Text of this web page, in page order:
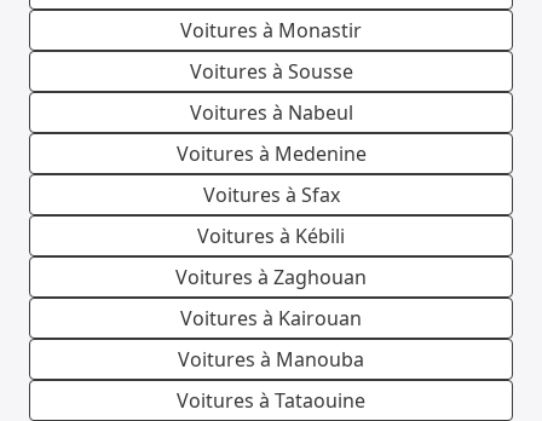
Voitures à Monastir
Voitures à Sousse
Voitures à Nabeul
Voitures à Medenine
Voitures à Sfax
Voitures à Kébili
Voitures à Zaghouan
Voitures à Kairouan
Voitures à Manouba
Voitures à Tataouine